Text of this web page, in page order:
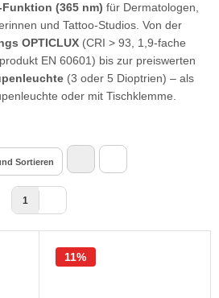
(365 nm) für Dermatologen,
und Tattoo-Studios. Von der
OPTICLUX (CRI > 93, 1,9-fache
EN 60601) bis zur preiswerten
(3 oder 5 Dioptrien) – als
oder mit Tischklemme.
Sortieren
1
11%